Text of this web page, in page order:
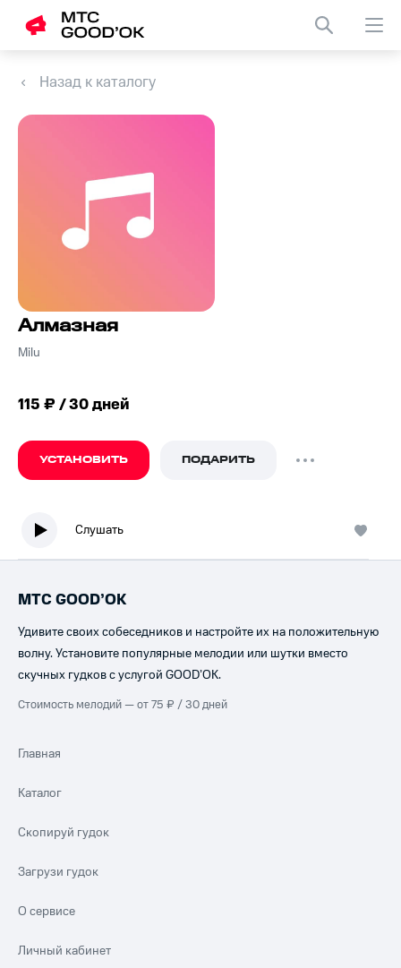
Назад к каталогу
Алмазная
Milu
115 ₽ / 30 дней
УСТАНОВИТЬ ПОДАРИТЬ
Слушать
МТС GOOD’OK
Удивите своих собеседников и настройте их на положительную
волну. Установите популярные мелодии или шутки вместо
скучных гудков с услугой GOOD’OK.
Стоимость мелодий — от 75 ₽ / 30 дней
Главная
Каталог
Скопируй гудок
Загрузи гудок
О сервисе
Личный кабинет